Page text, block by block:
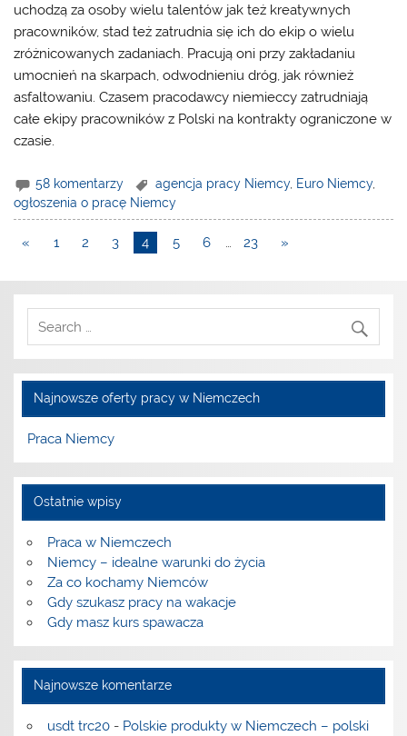
uchodzą za osoby wielu talentów jak też kreatywnych
pracowników, stad też zatrudnia się ich do ekip o wielu
zróżnicowanych zadaniach. Pracują oni przy zakładaniu
umocnień na skarpach, odwodnieniu dróg, jak również
asfaltowaniu. Czasem pracodawcy niemieccy zatrudniają
całe ekipy pracowników z Polski na kontrakty ograniczone w
czasie.
58 komentarzy agencja pracy Niemcy, Euro Niemcy,
ogłoszenia o pracę Niemcy
« 1 2 3 4 5 6 … 23 »
Najnowsze oferty pracy w Niemczech
Praca Niemcy
Ostatnie wpisy
Praca w Niemczech
Niemcy – idealne warunki do życia
Za co kochamy Niemców
Gdy szukasz pracy na wakacje
Gdy masz kurs spawacza
Najnowsze komentarze
usdt trc20- Polskie produkty w Niemczech – polski